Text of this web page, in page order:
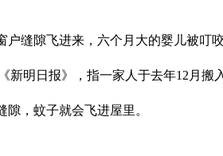
缝隙飞进来，六个月大的婴儿被叮
明日报》，指一家人于去年12月搬
，蚊子就会飞进屋里。